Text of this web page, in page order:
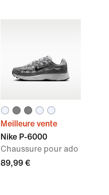
Meilleure vente
Nike P-6000
Chaussure pour ado
89,99 €